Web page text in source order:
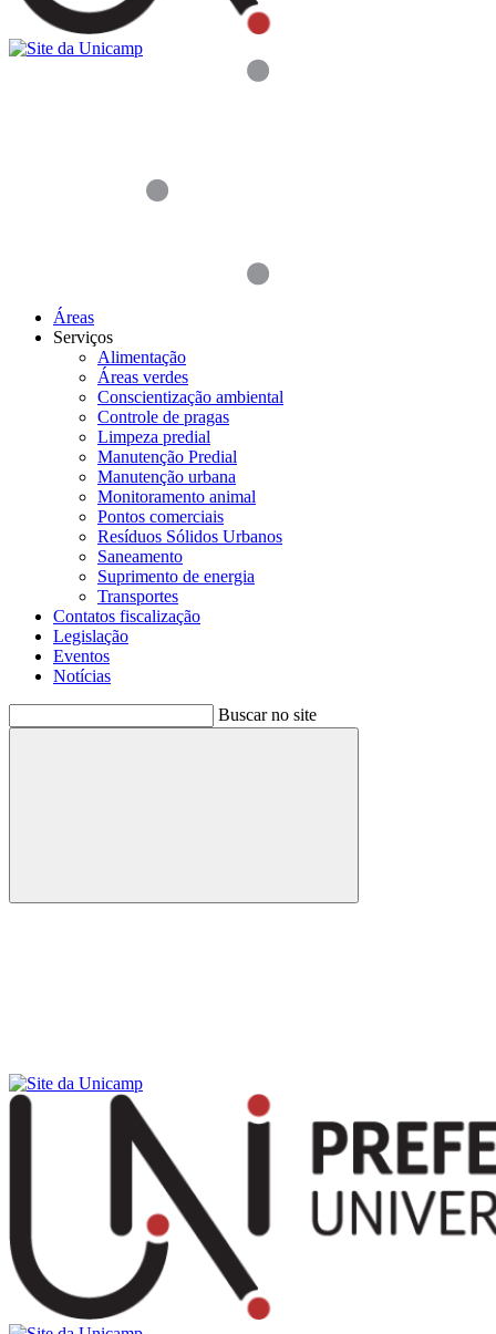
Áreas
Serviços
Alimentação
Áreas verdes
Conscientização ambiental
Controle de pragas
Limpeza predial
Manutenção Predial
Manutenção urbana
Monitoramento animal
Pontos comerciais
Resíduos Sólidos Urbanos
Saneamento
Suprimento de energia
Transportes
Contatos fiscalização
Legislação
Eventos
Notícias
Buscar no site
Buscar